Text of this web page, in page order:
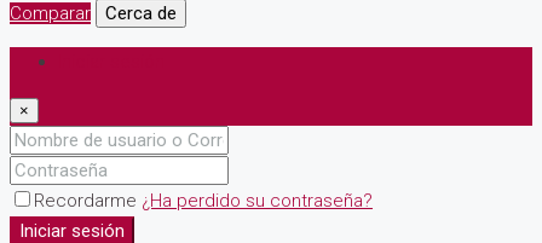
Comparar Cerca de
×
Recordarme ¿Ha perdido su contraseña?
Iniciar sesión